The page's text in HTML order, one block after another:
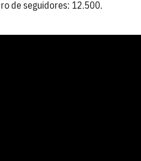
de seguidores: 12.500.